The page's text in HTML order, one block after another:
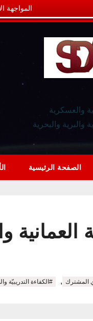
المواجهة
والعسكرية
والبحرية
الصفحة الرئيسية
المشترك , #الكفاءة التدريبيّة